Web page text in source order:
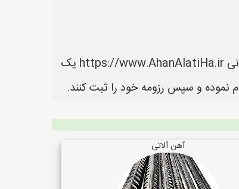
در سایت آهن آلاتی ها می توانید لیست بهترین فروشنده های آهن آلات را مشاهده کنید. سایت آهن آلاتی ها به نشانی https://www.AhanAlatiHa.ir یک
نموده و سپس رزومه خود را ثبت کنند.
آهن آلاتی